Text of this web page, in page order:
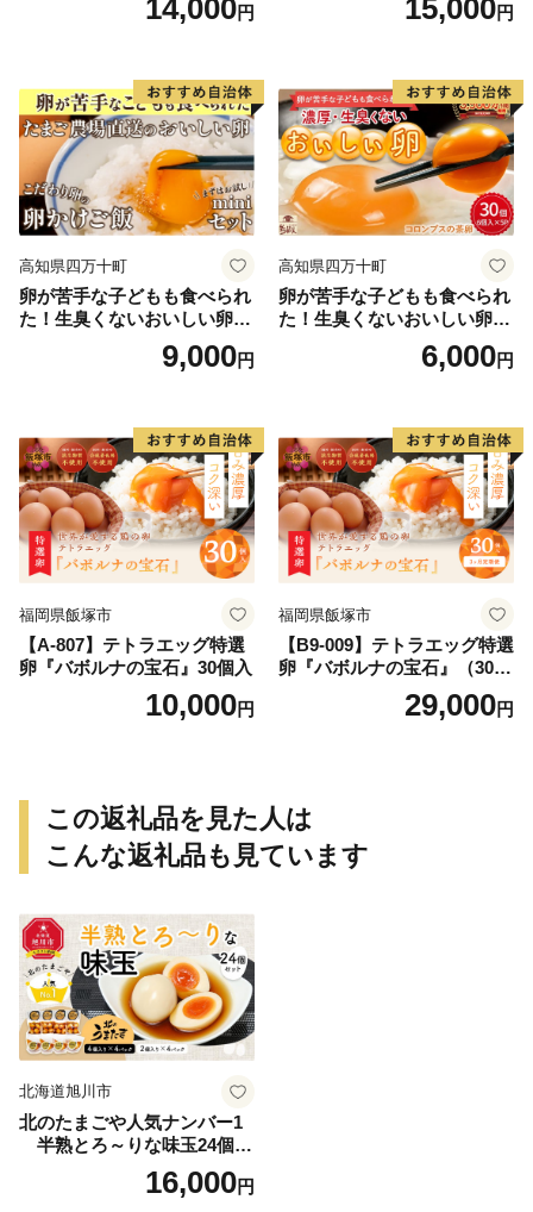
14,000円 15,000円
高知県四万十町
卵が苦手な子どもも食べられ
た！生臭くないおいしい卵を
味わう卵かけご飯ミニセット
(卵6個×2P、お米2合×1P、醤
9,000円
高知県四万十町
卵が苦手な子どもも食べられ
た！生臭くないおいしい卵 6
個入×5P／Gbn-A036,000円
福岡県飯塚市
【A-807】テトラエッグ特選
卵『バボルナの宝石』30個入
10,000円
福岡県飯塚市
【B9-009】テトラエッグ特選
卵『バボルナの宝石』（30
個/月）【3カ月定期便】
29,000円
この返礼品を見た人は
こんな返礼品も見ています
北海道旭川市
北のたまごや人気ナンバー1
半熟とろ～りな味玉24個入
16,000円